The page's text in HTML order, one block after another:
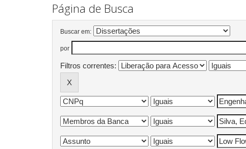
Página de Busca
Buscar em:
por
Filtros correntes: